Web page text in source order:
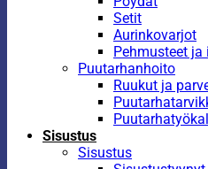
Setit
Aurinkovarjot
Pehmusteet
Puutarhanhoito
Ruukut ja
Sisustus
Sisustus